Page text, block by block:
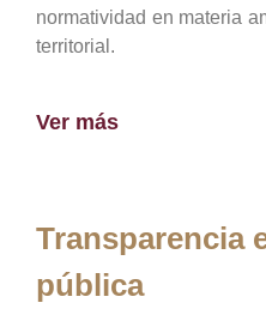
normatividad en materia
territorial.
Ver más
Transparencia
pública